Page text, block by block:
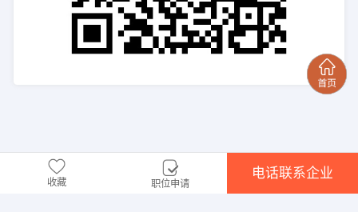
收藏 职位申请
电话联系企业